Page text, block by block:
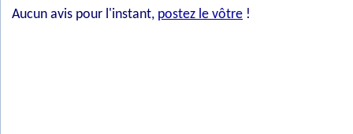
Aucun avis pour l'instant, postez le vôtre !